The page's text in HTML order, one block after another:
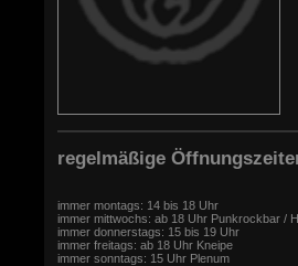
regelmäßige
immer montags: 14 bis 18 Uhr
immer mittwochs: ab 18 Uhr Punkrockbar /
immer donnerstags: 15 bis 19 Uhr
immer freitags: ab 18 Uhr Kneipe
immer sonntags: 15 Uhr Plenum